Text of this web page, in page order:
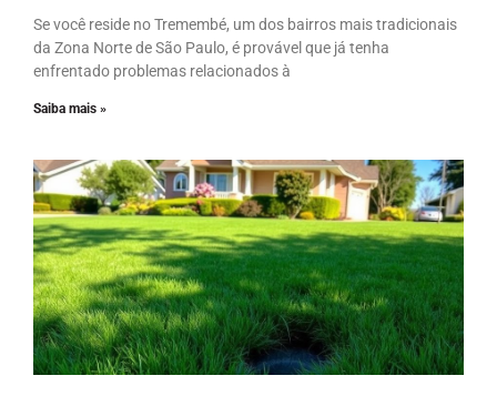
Se você reside no Tremembé, um dos bairros mais tradicionais
da Zona Norte de São Paulo, é provável que já tenha
enfrentado problemas relacionados à
Saiba mais »